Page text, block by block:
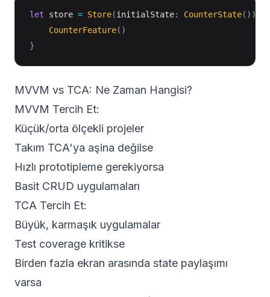
let store = Store(initialState: CounterState( ) )
CounterFeature( )
}
MVVM vs TCA: Ne Zaman Hangisi?
MVVM Tercih Et:
Küçük/orta ölçekli projeler
Takım TCA'ya aşina değilse
Hızlı prototipleme gerekiyorsa
Basit CRUD uygulamaları
TCA Tercih Et:
Büyük, karmaşık uygulamalar
Test coverage kritikse
Birden fazla ekran arasında state paylaşımı
varsa